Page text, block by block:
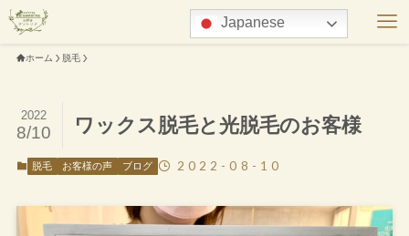
ホーム 脱毛
ワックス脱毛と光脱毛のお客様
2022
8/10
脱毛 お客様の声 ブログ 2022-08-10
Japanese